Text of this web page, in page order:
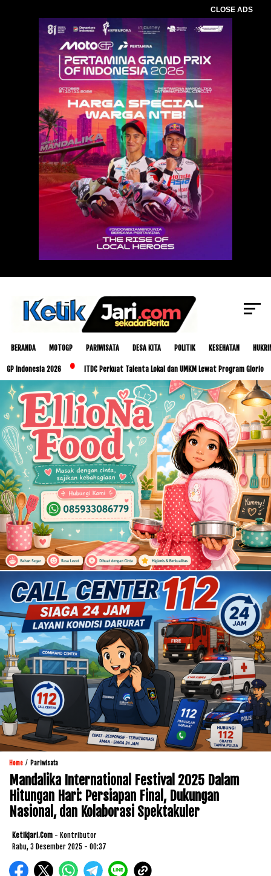
CLOSE ADS
BERANDA MOTOGP PARIWISATA DESA KITA POLITIK KESEHATAN
2026 ITDC Perkuat Talenta Lokal dan UMKM Lewat Program Glorious Golo Mori
Home / Pariwisata
Mandalika International Festival 2025 Dalam
Hitungan Hari: Persiapan Final, Dukungan
Nasional, dan Kolaborasi Spektakuler
Ketikjari.com - Kontributor
Rabu, 3 Desember 2025 - 00:37